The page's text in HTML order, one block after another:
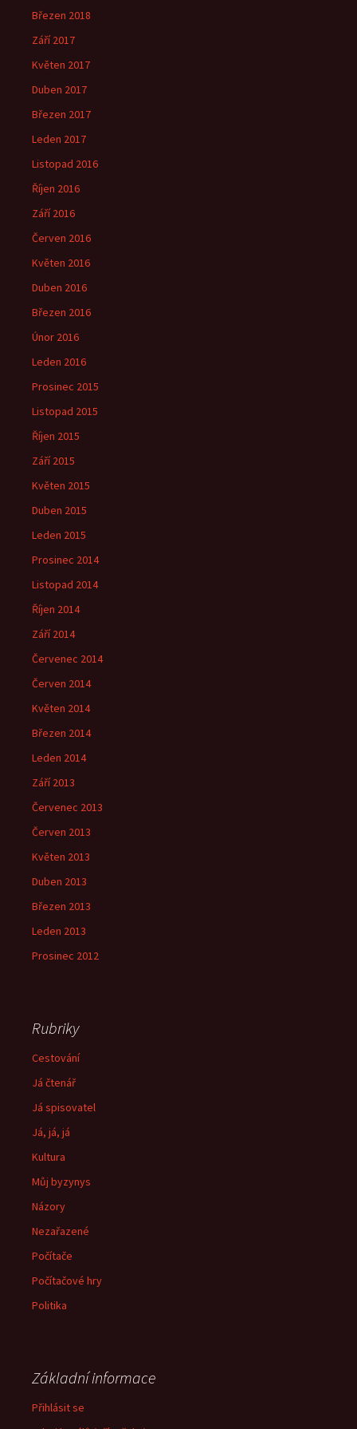
Březen 2018
Září 2017
Květen 2017
Duben 2017
Březen 2017
Leden 2017
Listopad 2016
Říjen 2016
Září 2016
Červen 2016
Květen 2016
Duben 2016
Březen 2016
Únor 2016
Leden 2016
Prosinec 2015
Listopad 2015
Říjen 2015
Září 2015
Květen 2015
Duben 2015
Leden 2015
Prosinec 2014
Listopad 2014
Říjen 2014
Září 2014
Červenec 2014
Červen 2014
Květen 2014
Březen 2014
Leden 2014
Září 2013
Červenec 2013
Červen 2013
Květen 2013
Duben 2013
Březen 2013
Leden 2013
Prosinec 2012
Rubriky
Cestování
Já čtenář
Já spisovatel
Já, já, já
Kultura
Můj byzynys
Názory
Nezařazené
Počítače
Počítačové hry
Politika
Základní informace
Přihlásit se